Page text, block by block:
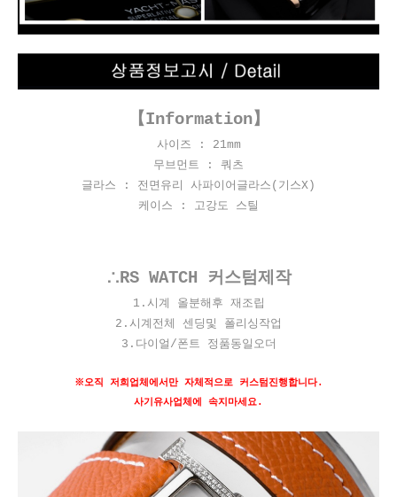
【Information】
사이즈 : 21mm
무브먼트 : 쿼츠
글라스 : 전면유리 사파이어글라스(기스X)
케이스 : 고강도 스틸
∴RS WATCH 커스텀제작
1.시계 올분해후 재조립
2.시계전체 센딩및 폴리싱작업
3.다이얼/폰트 정품동일오더
※오직 저희업체에서만 자체적으로 커스텀진행합니다.
사기유사업체에 속지마세요.